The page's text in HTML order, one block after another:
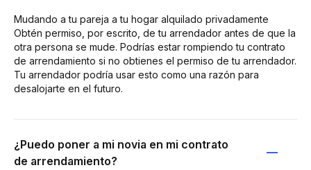
Mudando a tu pareja a tu hogar alquilado privadamente
Obtén permiso, por escrito, de tu arrendador antes de que la
otra persona se mude. Podrías estar rompiendo tu contrato
de arrendamiento si no obtienes el permiso de tu arrendador.
Tu arrendador podría usar esto como una razón para
desalojarte en el futuro.
¿Puedo poner a mi novia en mi contrato
de arrendamiento?